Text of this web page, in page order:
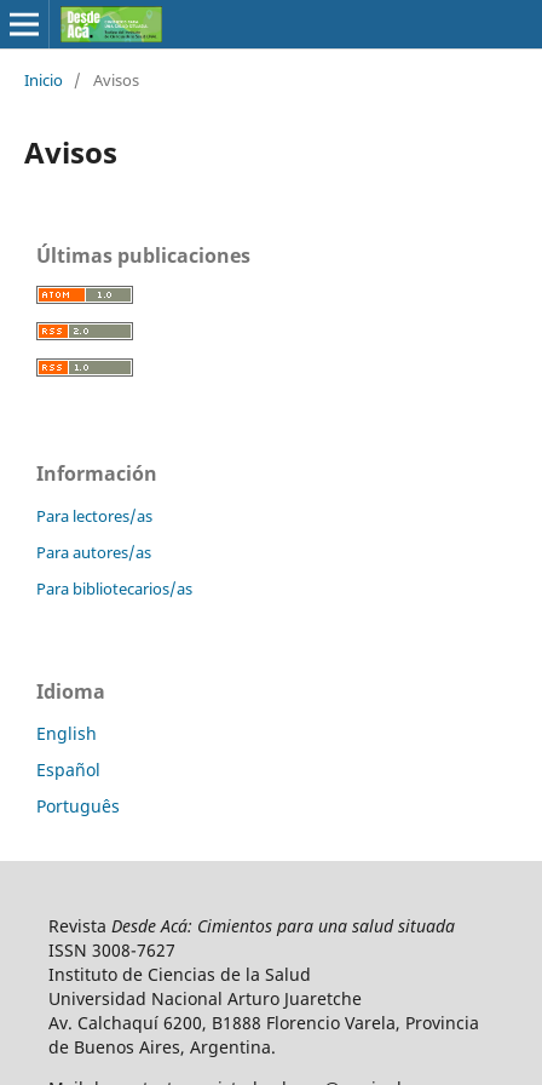
Inicio / Avisos
Avisos
Últimas publicaciones
Información
Para lectores/as
Para autores/as
Para bibliotecarios/as
Idioma
English
Español
Português
Revista Desde Acá: Cimientos para una salud situada
ISSN 3008-7627
Instituto de Ciencias de la Salud
Universidad Nacional Arturo Juaretche
Av. Calchaquí 6200, B1888 Florencio Varela, Provincia
de Buenos Aires, Argentina.